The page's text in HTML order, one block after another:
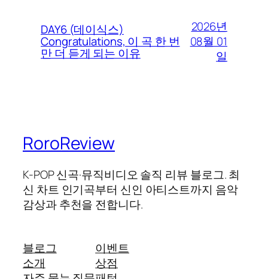
DAY6 (데이식스)
Congratulations, 이 곡 한 번
만 더 듣게 되는 이유
2026년
08월 01
일
RoroReview
K-POP 신곡·뮤직비디오 솔직 리뷰 블로그. 최
신 차트 인기곡부터 신인 아티스트까지 음악
감상과 추천을 전합니다.
블로그
소개
이벤트
상점